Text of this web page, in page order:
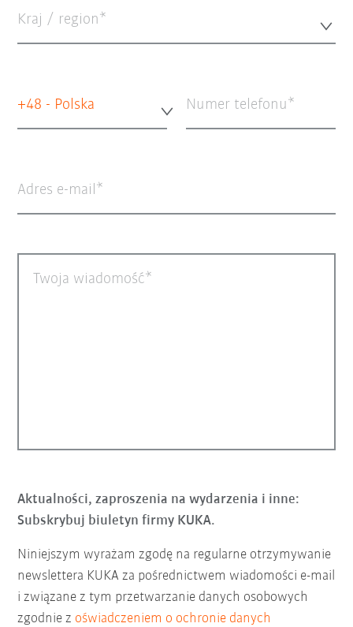
Kraj / region*
+48 - Polska Numer telefonu
Adres e-mail
Twoja wiadomość
Aktualności, zaproszenia na wydarzenia i inne:
Subskrybuj biuletyn firmy KUKA.
Niniejszym wyrażam zgodę na regularne otrzymywanie
newslettera KUKA za pośrednictwem wiadomości e-mail
i związane z tym przetwarzanie danych osobowych
zgodnie z oświadczeniem o ochronie danych